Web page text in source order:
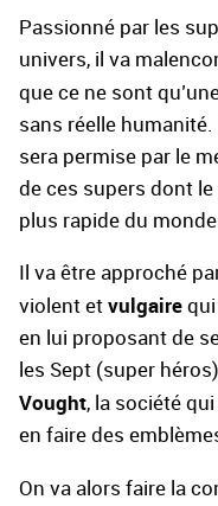
Passionné par les
univers, il va
que ce ne sont
sans réelle
sera permise par le
de ces supers dont le
plus rapide du monde
Il va être approché
violent et vulgaire
en lui proposant de
les Sept (super
Vought, la société
en faire des
On va alors faire la